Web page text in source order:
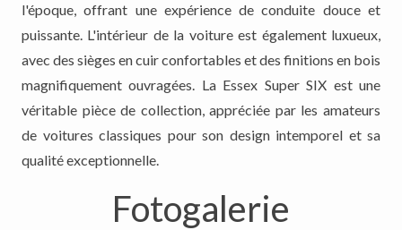
l'époque, offrant une expérience de conduite douce et
puissante. L'intérieur de la voiture est également luxueux,
avec des sièges en cuir confortables et des finitions en bois
magnifiquement ouvragées. La Essex Super SIX est une
véritable pièce de collection, appréciée par les amateurs
de voitures classiques pour son design intemporel et sa
qualité exceptionnelle.
Fotogalerie